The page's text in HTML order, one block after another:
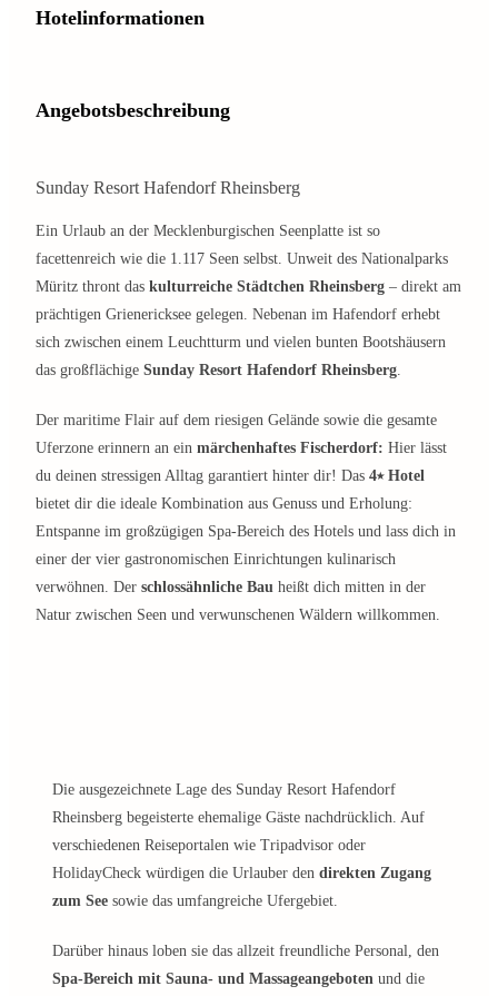
Hotelinformationen
Angebotsbeschreibung
Sunday Resort Hafendorf Rheinsberg
Ein Urlaub an der Mecklenburgischen Seenplatte ist so
facettenreich wie die 1.117 Seen selbst. Unweit des Nationalparks
Müritz thront das kulturreiche Städtchen Rheinsberg – direkt am
prächtigen Grienericksee gelegen. Nebenan im Hafendorf erhebt
sich zwischen einem Leuchtturm und vielen bunten Bootshäusern
das großflächige Sunday Resort Hafendorf Rheinsberg
Der maritime Flair auf dem riesigen Gelände sowie die gesamte
Uferzone erinnern an ein märchenhaftes Fischerdorf: Hier lässt
du deinen stressigen Alltag garantiert hinter dir! Das 4⭑ Hotel
bietet dir die ideale Kombination aus Genuss und Erholung:
Entspanne im großzügigen Spa-Bereich des Hotels und lass dich in
einer der vier gastronomischen Einrichtungen kulinarisch
verwöhnen. Der schlossähnliche Bau heißt dich mitten in der
Natur zwischen Seen und verwunschenen Wäldern willkommen.
Die ausgezeichnete Lage des Sunday Resort Hafendorf
Rheinsberg begeisterte ehemalige Gäste nachdrücklich. Auf
verschiedenen Reiseportalen wie Tripadvisor oder
HolidayCheck würdigen die Urlauber den direkten Zugang
zum See sowie das umfangreiche Ufergebiet.
Darüber hinaus loben sie das allzeit freundliche Personal, den
Spa-Bereich mit Sauna- und Massageangeboten und die